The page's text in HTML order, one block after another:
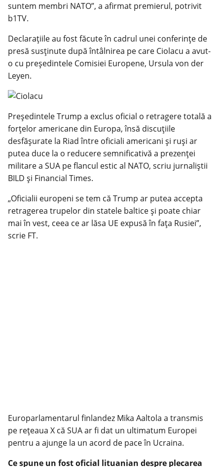
suntem membri NATO”, a afirmat premierul, potrivit
b1TV.
Declarațiile au fost făcute în cadrul unei conferințe de
presă susținute după întâlnirea pe care Ciolacu a avut-
o cu președintele Comisiei Europene, Ursula von der
Leyen.
Președintele Trump a exclus oficial o retragere totală a
forțelor americane din Europa, însă discuțiile
desfășurate la Riad între oficiali americani și ruși ar
putea duce la o reducere semnificativă a prezenței
militare a SUA pe flancul estic al NATO, scriu jurnaliștii
BILD și Financial Times.
„Oficialii europeni se tem că Trump ar putea accepta
retragerea trupelor din statele baltice și poate chiar
mai în vest, ceea ce ar lăsa UE expusă în fața Rusiei”,
scrie FT.
Europarlamentarul finlandez Mika Aaltola a transmis
pe rețeaua X că SUA ar fi dat un ultimatum Europei
pentru a ajunge la un acord de pace în Ucraina.
Ce spune un fost oficial lituanian despre plecarea